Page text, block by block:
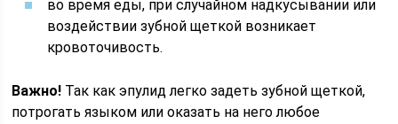
во время еды, при случайном надкусывании или
воздействии зубной щеткой возникает
кровоточивость.
Важно! Так как эпулид легко задеть зубной щеткой,
потрогать языком или оказать на него любое